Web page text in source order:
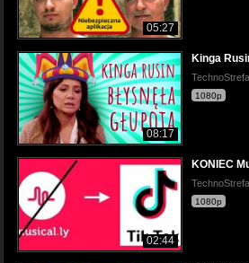
05:27
08:17
Kinga
TechnoStrefa
1080p
02:44
KONIEC
TechnoStrefa
1080p